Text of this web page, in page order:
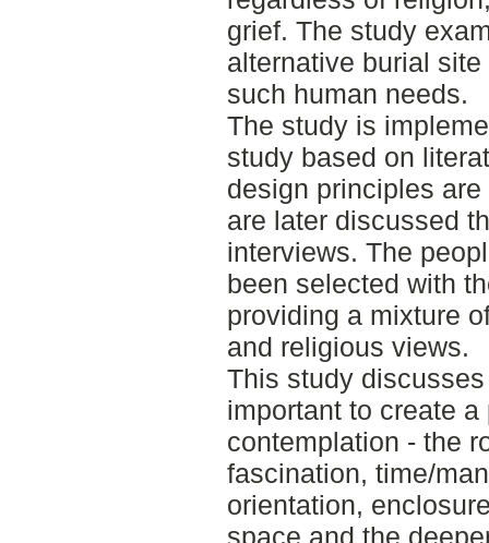
grief. The study
alternative burial
such human needs.
The study is
study based on
design principles
are later discussed
interviews. The
been selected with
providing a mixture
and religious views.
This study
important to create a
contemplation - the
fascination, time/
orientation,
space and the